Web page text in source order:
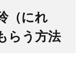
（にれ
らう方法